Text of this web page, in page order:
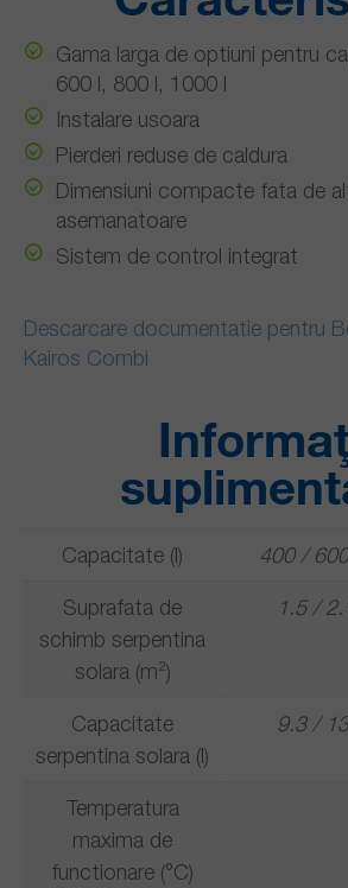
Gama larga de optiuni pentru
600 l, 800 l, 1000 l
Instalare usoara
Pierderi reduse de caldura
Dimensiuni compacte fata de
asemanatoare
Sistem de control integrat
Descarcare documentatie pentru
Kairos Combi
Capacitate (l) 400 /
Suprafata de
schimb serpentina
solara (m²)
1.5 /
Capacitate
serpentina solara (l)
9.3 /
Temperatura
maxima de
functionare (°C)